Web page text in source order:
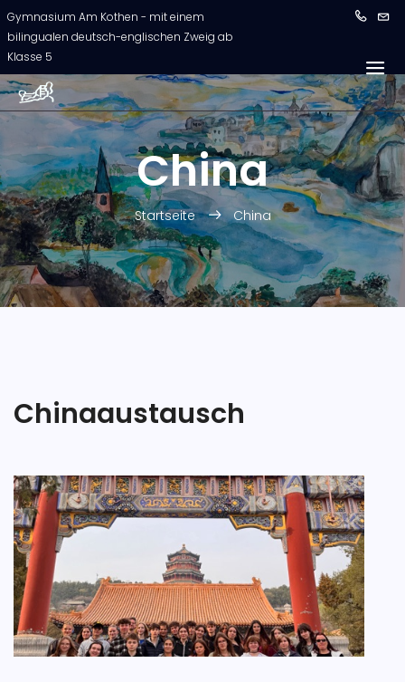
Gymnasium Am Kothen - mit einem
bilingualen deutsch-englischen Zweig ab
Klasse 5
China
Startseite China
Chinaaustausch